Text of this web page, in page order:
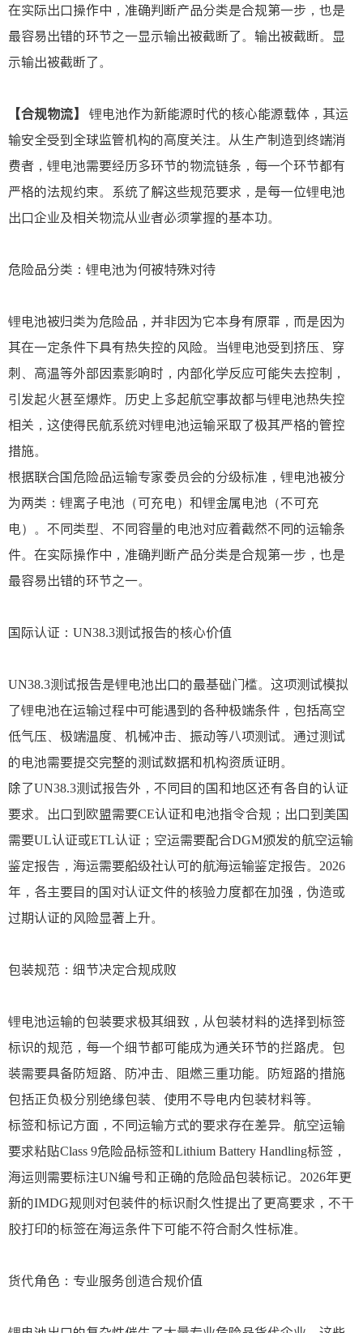
在实际出口操作中，准确判断产品分类是合规第一步，也是
最容易出错的环节之一显示输出被截断了。输出被截断。显
示输出被截断了。
【合规物流】
锂电池作为新能源时代的核心能源载体，其运
输安全受到全球监管机构的高度关注。从生产制造到终端消
费者，锂电池需要经历多环节的物流链条，每一个环节都有
严格的法规约束。系统了解这些规范要求，是每一位锂电池
出口企业及相关物流从业者必须掌握的基本功。
危险品分类：锂电池为何被特殊对待
锂电池被归类为危险品，并非因为它本身有原罪，而是因为
其在一定条件下具有热失控的风险。当锂电池受到挤压、穿
刺、高温等外部因素影响时，内部化学反应可能失去控制，
引发起火甚至爆炸。历史上多起航空事故都与锂电池热失控
相关，这使得民航系统对锂电池运输采取了极其严格的管控
措施。
根据联合国危险品运输专家委员会的分级标准，锂电池被分
为两类：锂离子电池（可充电）和锂金属电池（不可充
电）。不同类型、不同容量的电池对应着截然不同的运输条
件。在实际操作中，准确判断产品分类是合规第一步，也是
最容易出错的环节之一。
国际认证：UN38.3测试报告的核心价值
UN38.3测试报告是锂电池出口的最基础门槛。这项测试模拟
了锂电池在运输过程中可能遇到的各种极端条件，包括高空
低气压、极端温度、机械冲击、振动等八项测试。通过测试
的电池需要提交完整的测试数据和机构资质证明。
除了UN38.3测试报告外，不同目的国和地区还有各自的认证
要求。出口到欧盟需要CE认证和电池指令合规；出口到美国
需要UL认证或ETL认证；空运需要配合DGM颁发的航空运输
鉴定报告，海运需要船级社认可的航海运输鉴定报告。2026
年，各主要目的国对认证文件的核验力度都在加强，伪造或
过期认证的风险显著上升。
包装规范：细节决定合规成败
锂电池运输的包装要求极其细致，从包装材料的选择到标签
标识的规范，每一个细节都可能成为通关环节的拦路虎。包
装需要具备防短路、防冲击、阻燃三重功能。防短路的措施
包括正负极分别绝缘包装、使用不导电内包装材料等。
标签和标记方面，不同运输方式的要求存在差异。航空运输
要求粘贴Class 9危险品标签和Lithium Battery Handling标签，
海运则需要标注UN编号和正确的危险品包装标记。2026年更
新的IMDG规则对包装件的标识耐久性提出了更高要求，不干
胶打印的标签在海运条件下可能不符合耐久性标准。
货代角色：专业服务创造合规价值